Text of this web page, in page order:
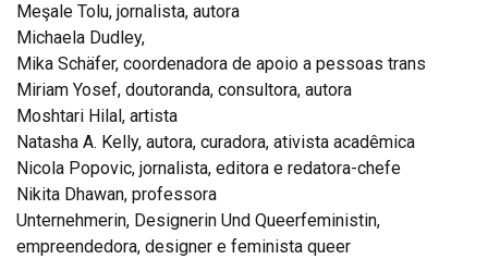
Meşale Tolu, jornalista, autora
Michaela Dudley,
Mika Schäfer, coordenadora de apoio a pessoas trans
Miriam Yosef, doutoranda, consultora, autora
Moshtari Hilal, artista
Natasha A. Kelly, autora, curadora, ativista acadêmica
Nicola Popovic, jornalista, editora e redatora-chefe
Nikita Dhawan, professora
Unternehmerin, Designerin Und Queerfeministin,
empreendedora, designer e feminista queer